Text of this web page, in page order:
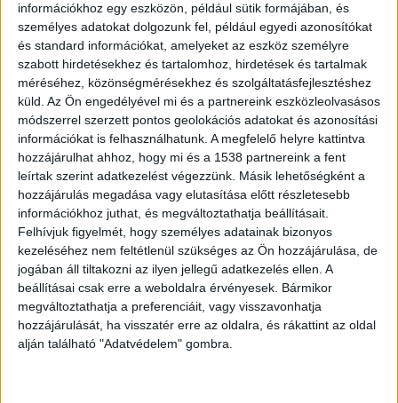
információkhoz egy eszközön, például sütik formájában, és
személyes adatokat dolgozunk fel, például egyedi azonosítókat
és standard információkat, amelyeket az eszköz személyre
szabott hirdetésekhez és tartalomhoz, hirdetések és tartalmak
méréséhez, közönségmérésekhez és szolgáltatásfejlesztéshez
küld. Az Ön engedélyével mi és a partnereink eszközleolvasásos
módszerrel szerzett pontos geolokációs adatokat és azonosítási
információkat is felhasználhatunk. A megfelelő helyre kattintva
hozzájárulhat ahhoz, hogy mi és a 1538 partnereink a fent
leírtak szerint adatkezelést végezzünk. Másik lehetőségként a
hozzájárulás megadása vagy elutasítása előtt részletesebb
információkhoz juthat, és megváltoztathatja beállításait.
Felhívjuk figyelmét, hogy személyes adatainak bizonyos
kezeléséhez nem feltétlenül szükséges az Ön hozzájárulása, de
jogában áll tiltakozni az ilyen jellegű adatkezelés ellen. A
beállításai csak erre a weboldalra érvényesek. Bármikor
megváltoztathatja a preferenciáit, vagy visszavonhatja
hozzájárulását, ha visszatér erre az oldalra, és rákattint az oldal
alján található "Adatvédelem" gombra.
Mocsárjáróval mentek
A riasztott egységek az oltáshoz egy mocsárjáró
gépet is bevetettek, amellyel el tudták érni